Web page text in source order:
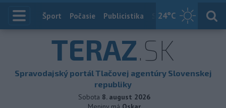
24°C
Index
Šport Počasie Publicistika Slovensko
TERAZ.SK
Spravodajský portál Tlačovej agentúry Slovenskej
republiky
Sobota 8. august 2026